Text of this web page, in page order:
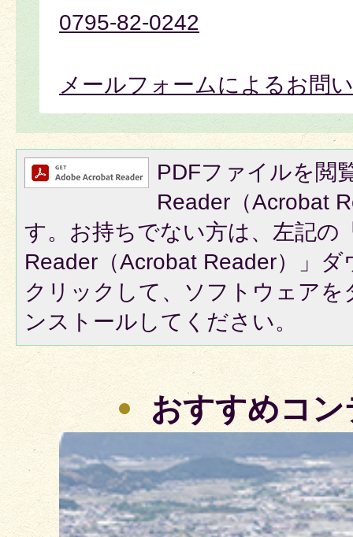
0795-82-0242
メールフォームによるお問
PDFファイルを閲
Reader（Acrobat
す。お持ちでない方は、左記の
Reader（Acrobat Reader）」
クリックして、ソフトウェア
ンストールしてください。
おすすめコ
2
枚
目